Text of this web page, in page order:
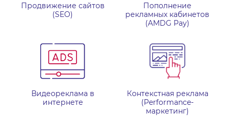
Продвижение сайтов
(SEO)
Пополнение
рекламных кабинетов
(AMDG Pay)
Видеореклама в
интернете
Контекстная реклама
(Performance-
маркетинг)